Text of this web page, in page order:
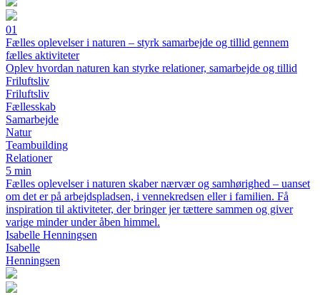
01
Fælles oplevelser i naturen – styrk samarbejde og tillid gennem
fælles aktiviteter
Oplev hvordan naturen kan styrke relationer, samarbejde og tillid
Friluftsliv
Friluftsliv
Fællesskab
Samarbejde
Natur
Teambuilding
Relationer
5 min
Fælles oplevelser i naturen skaber nærvær og samhørighed – uanset
om det er på arbejdspladsen, i vennekredsen eller i familien. Få
inspiration til aktiviteter, der bringer jer tættere sammen og giver
varige minder under åben himmel.
Isabelle Henningsen
Isabelle
Henningsen